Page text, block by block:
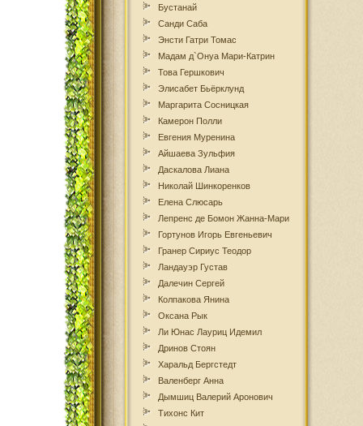
Бустанай
Санди Саба
Энсти Гатри Томаc
Мадам д`Онуа Мари-Катрин
Това Гершкович
Элисабет Бьёрклунд
Маргарита Сосницкая
Камерон Полли
Евгения Муренина
Айшаева Зульфия
Даскалова Лиана
Николай Шинкоренков
Елена Слюсарь
Лепренс де Бомон Жанна-Мари
Гортунов Игорь Евгеньевич
Гранер Сириус Теодор
Ландауэр Густав
Далечин Сергей
Колпакова Янина
Оксана Рык
Ли Юнас Лауриц Идемил
Дринов Стоян
Харальд Бергстедт
Валенберг Анна
Дымшиц Валерий Аронович
Тихонс Кит